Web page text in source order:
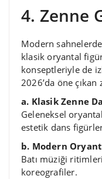
4. Zenne
Modern
klasik oryantal
konseptleriyle de
2026’da öne
a. Klasik Zenne
Geleneksel
estetik dans
b. Modern
Batı müziği
koreografiler.